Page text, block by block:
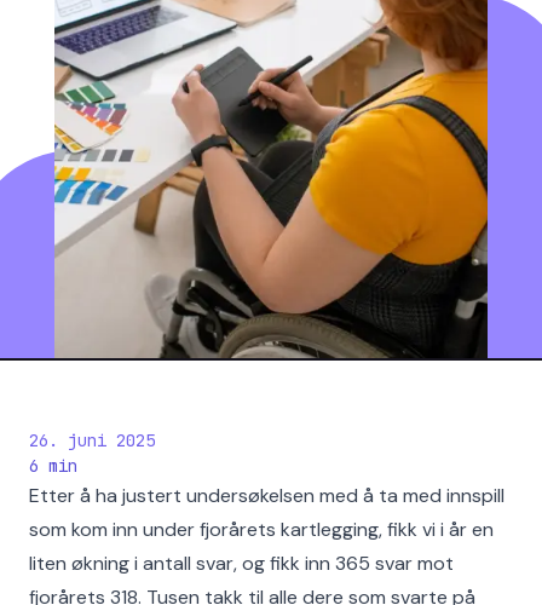
26. juni 2025
6 min
Etter å ha justert undersøkelsen med å ta med innspill
som kom inn under fjorårets kartlegging, fikk vi i år en
liten økning i antall svar, og fikk inn 365 svar mot
fjorårets 318. Tusen takk til alle dere som svarte på